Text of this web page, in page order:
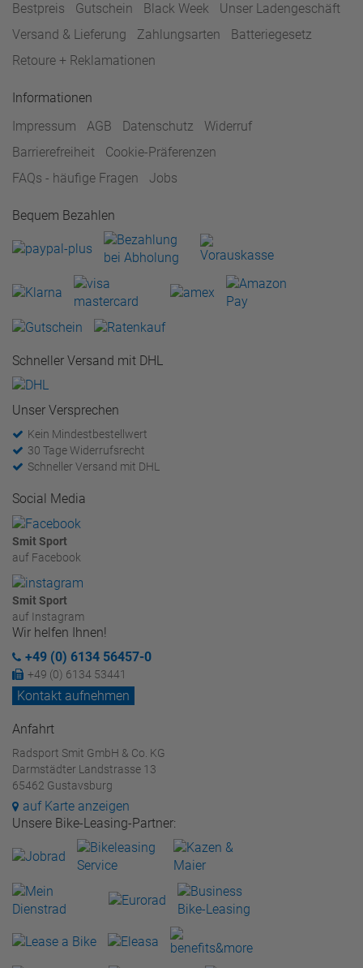
Bestpreis
Gutschein Black Week
Unser Ladengeschäft
Versand & Lieferung
Zahlungsarten
Batteriegesetz
Retoure + Reklamationen
Informationen
Impressum
AGB Datenschutz
Widerruf
Barrierefreiheit
Cookie-Präferenzen
FAQs - häufige Fragen
Jobs
Bequem Bezahlen
Schneller Versand mit DHL
Unser Versprechen
Kein Mindestbestellwert
30 Tage Widerrufsrecht
Schneller Versand mit DHL
Social Media
Smit Sport
auf Facebook
Smit Sport
auf Instagram
Wir helfen Ihnen!
+49 (0) 6134 56457-0
+49 (0) 6134 53441
Kontakt aufnehmen
Anfahrt
Radsport Smit GmbH & Co. KG
Darmstädter Landstrasse 13
65462 Gustavsburg
auf Karte anzeigen
Unsere Bike-Leasing-Partner: